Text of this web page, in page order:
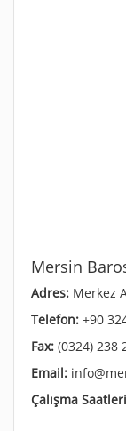
Mersin
Adres: Merkez
Telefon: +90
Fax: (0324) 238
Email:
Çalışma Saatleri